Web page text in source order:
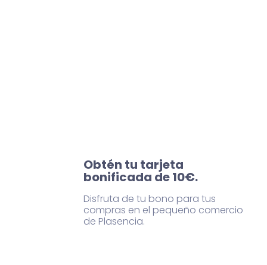
Obtén tu tarjeta
bonificada de 10€.
Disfruta de tu bono para tus
compras en el pequeño comercio
de Plasencia.